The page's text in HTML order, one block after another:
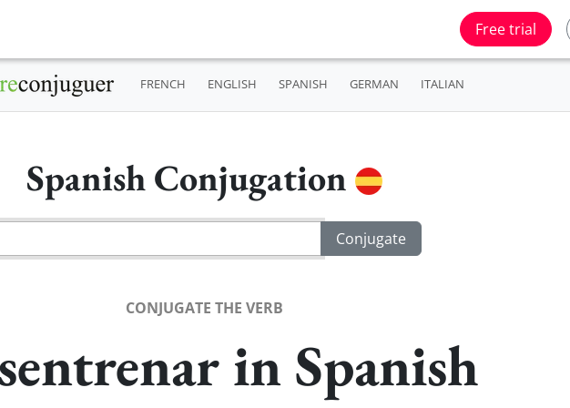
Free trial
FRENCH ENGLISH SPANISH GERMAN ITALIAN
Spanish Conjugation
CONJUGATE THE VERB
in Spanish